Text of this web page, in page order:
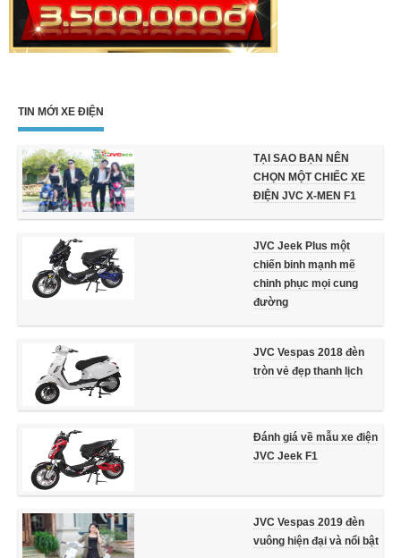
TIN MỚI XE ĐIỆN
TẠI SAO BẠN NÊN
CHỌN MỘT CHIẾC XE
ĐIỆN JVC X-MEN F1
JVC Jeek Plus một
chiến binh mạnh mẽ
chinh phục mọi cung
đường
JVC Vespas 2018 đèn
tròn vẻ đẹp thanh lịch
Đánh giá về mẫu xe điện
JVC Jeek F1
JVC Vespas 2019 đèn
vuông hiện đại và nổi bật